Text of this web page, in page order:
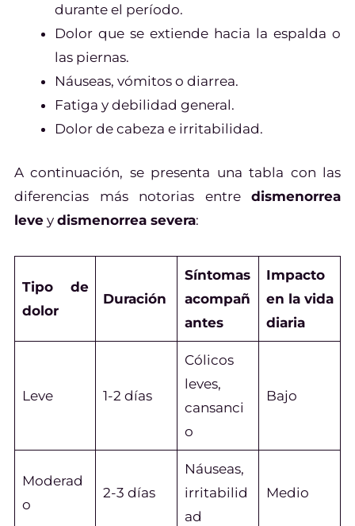
durante el período.
Dolor que se extiende hacia la espalda o
las piernas.
Náuseas, vómitos o diarrea.
Fatiga y debilidad general.
Dolor de cabeza e irritabilidad.
A continuación, se presenta una tabla con las
diferencias más notorias entre dismenorrea
leve y dismenorrea severa:
Tipo de
dolor
Duración
Síntomas
acompañ
antes
Impacto
en la vida
diaria
Leve 1-2 días
Cólicos
leves,
cansanci
o
Bajo
Moderad
o
2-3 días
Náuseas,
irritabilid
ad
Medio